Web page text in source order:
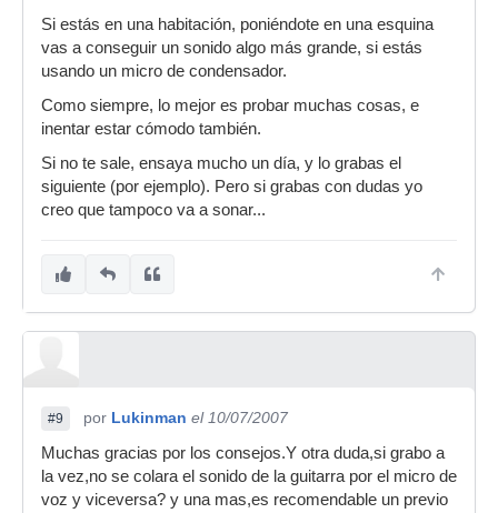
Si estás en una habitación, poniéndote en una esquina
vas a conseguir un sonido algo más grande, si estás
usando un micro de condensador.
Como siempre, lo mejor es probar muchas cosas, e
inentar estar cómodo también.
Si no te sale, ensaya mucho un día, y lo grabas el
siguiente (por ejemplo). Pero si grabas con dudas yo
creo que tampoco va a sonar...
#9 por Lukinman el 10/07/2007
Muchas gracias por los consejos.Y otra duda,si grabo a
la vez,no se colara el sonido de la guitarra por el micro de
voz y viceversa? y una mas,es recomendable un previo